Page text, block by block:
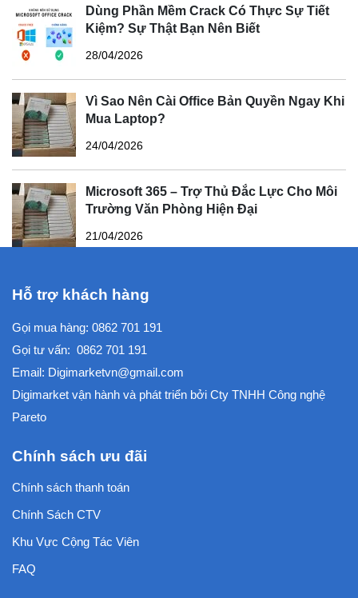
Dùng Phần Mềm Crack Có Thực Sự Tiết
Kiệm? Sự Thật Bạn Nên Biết
28/04/2026
Vì Sao Nên Cài Office Bản Quyền Ngay Khi
Mua Laptop?
24/04/2026
Microsoft 365 – Trợ Thủ Đắc Lực Cho Môi
Trường Văn Phòng Hiện Đại
21/04/2026
Hỗ trợ khách hàng
Gọi mua hàng: 0862 701 191
Gọi tư vấn: 0862 701 191
Email: Digimarketvn@gmail.com
Digimarket vận hành và phát triển bởi Cty TNHH Công nghệ
Pareto
Chính sách ưu đãi
Chính sách thanh toán
Chính Sách CTV
Khu Vực Cộng Tác Viên
FAQ